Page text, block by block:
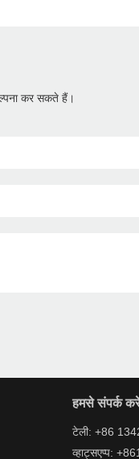
कर सकते हैं।
हमसे संपर्क
टेली: +86
व्हाट्सएप्प: